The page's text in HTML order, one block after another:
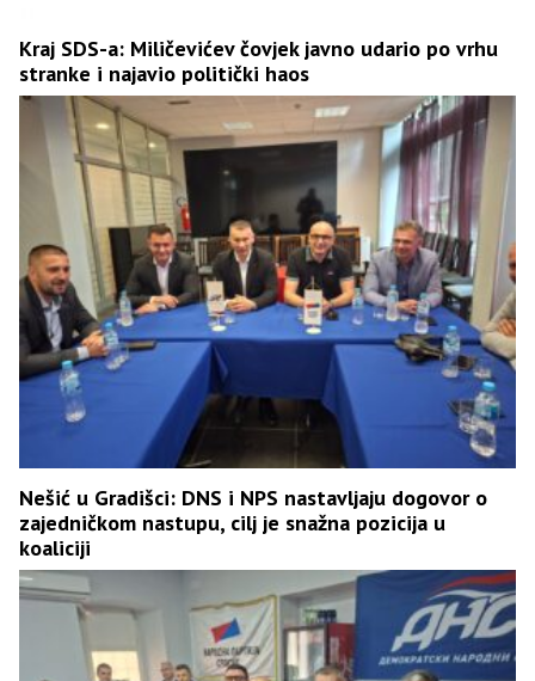
Kraj SDS-a: Miličevićev čovjek javno udario po vrhu
stranke i najavio politički haos
Nešić u Gradišci: DNS i NPS nastavljaju dogovor o
zajedničkom nastupu, cilj je snažna pozicija u
koaliciji